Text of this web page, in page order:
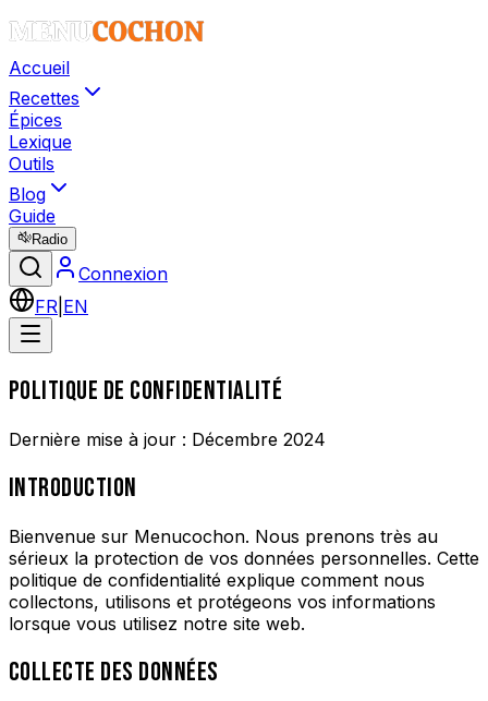
Accueil
Recettes
Épices
Lexique
Outils
Blog
Guide
Radio
Connexion
FR EN
POLITIQUE DE CONFIDENTIALITÉ
Dernière mise à jour : Décembre 2024
INTRODUCTION
Bienvenue sur Menucochon. Nous prenons très au
sérieux la protection de vos données personnelles. Cette
politique de confidentialité explique comment nous
collectons, utilisons et protégeons vos informations
lorsque vous utilisez notre site web.
COLLECTE DES DONNÉES